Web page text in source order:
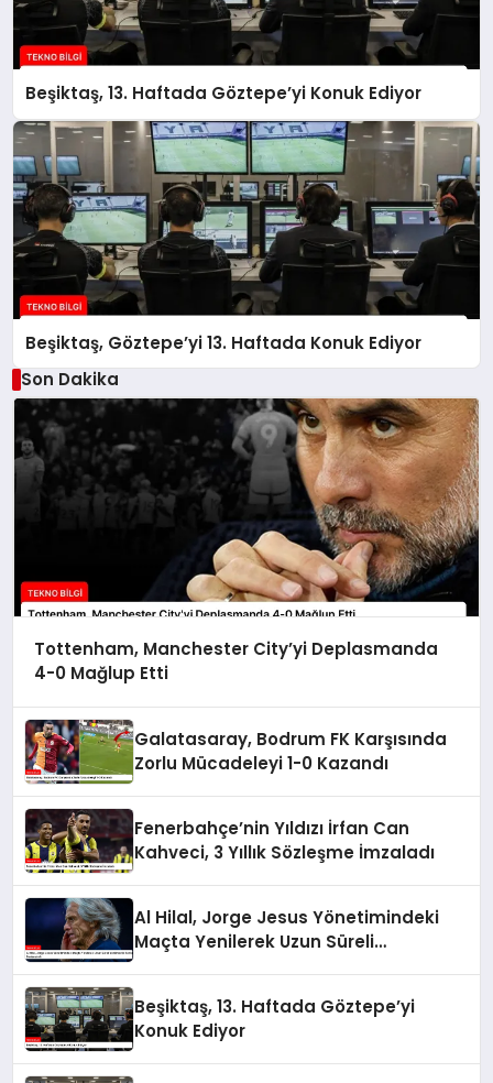
Beşiktaş, 13. Haftada Göztepe’yi Konuk Ediyor
Beşiktaş, Göztepe’yi 13. Haftada Konuk Ediyor
Son Dakika
Tottenham, Manchester City’yi Deplasmanda
4-0 Mağlup Etti
Galatasaray, Bodrum FK Karşısında
Zorlu Mücadeleyi 1-0 Kazandı
Fenerbahçe’nin Yıldızı İrfan Can
Kahveci, 3 Yıllık Sözleşme İmzaladı
Al Hilal, Jorge Jesus Yönetimindeki
Maçta Yenilerek Uzun Süreli
Beşiktaş, 13. Haftada Göztepe’yi
Konuk Ediyor